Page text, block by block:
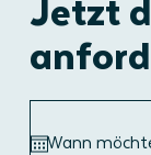
Jetzt